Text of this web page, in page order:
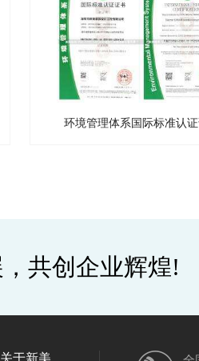
环境管理体系国际标准认
共创企业辉煌!
关于新美